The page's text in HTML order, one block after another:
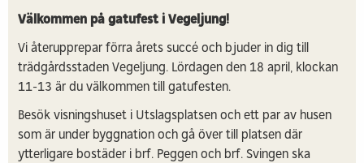
Välkommen på gatufest i Vegeljung!
Vi återupprepar förra årets succé och bjuder in dig till
trädgårdsstaden Vegeljung. Lördagen den 18 april, klockan
11-13 är du välkommen till gatufesten.
Besök visningshuset i Utslagsplatsen och ett par av husen
som är under byggnation och gå över till platsen där
ytterligare bostäder i brf. Peggen och brf. Svingen ska